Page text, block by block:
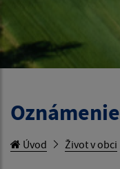
Oznámenie
Úvod Život v obci